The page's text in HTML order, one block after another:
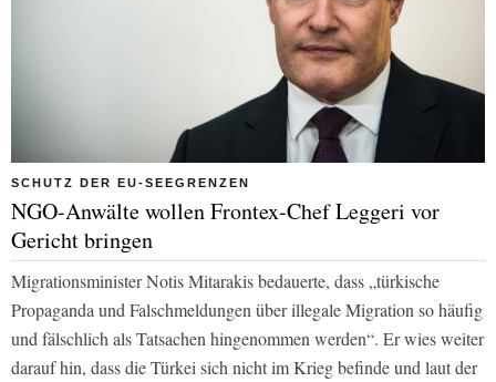
SCHUTZ DER EU-SEEGRENZEN
NGO-Anwälte wollen Frontex-Chef Leggeri vor
Gericht bringen
Migrationsminister Notis Mitarakis bedauerte, dass „türkische
Propaganda und Falschmeldungen über illegale Migration so häufig
und fälschlich als Tatsachen hingenommen werden“. Er wies weiter
darauf hin, dass die Türkei sich nicht im Krieg befinde und laut der